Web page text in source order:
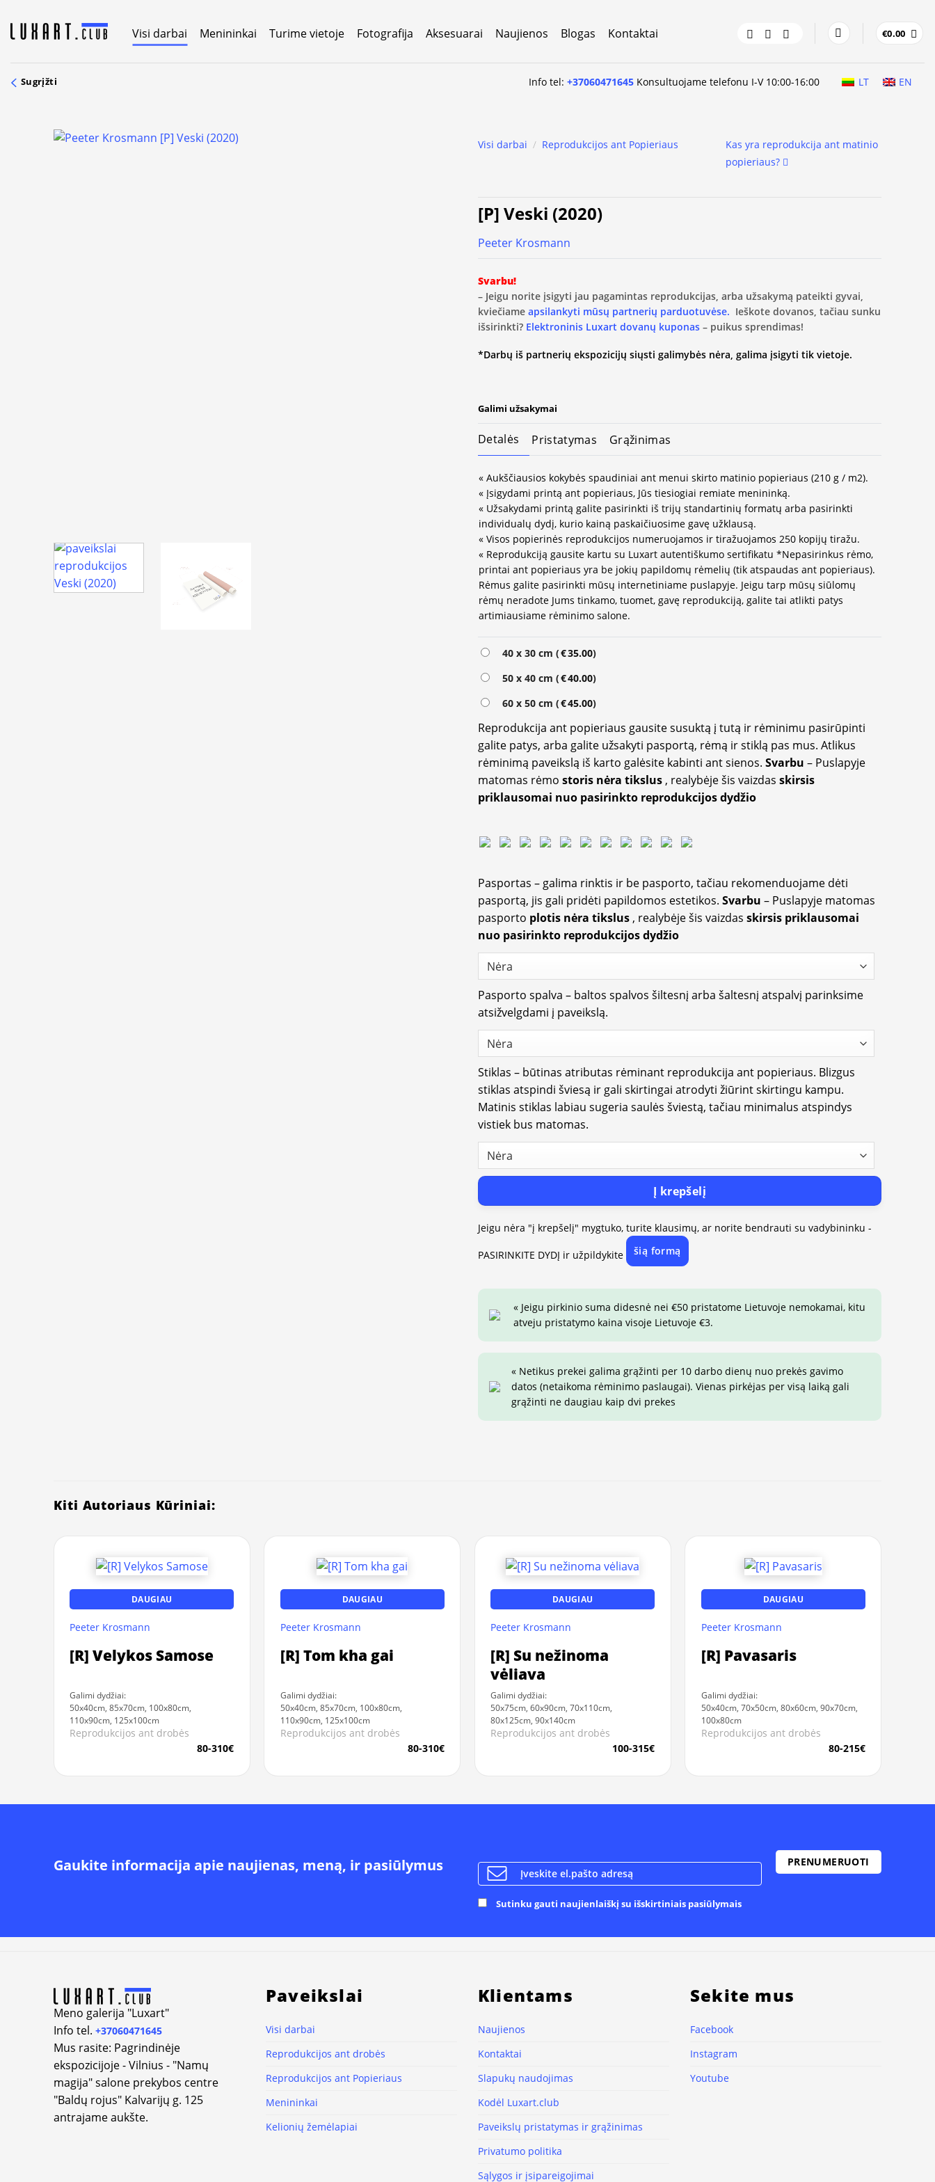
content
Visi darbai Menininkai Turime vietoje Fotografija Aksesuarai Naujienos Blogas Kontaktai €0.00
Sugrįžti Info tel:+37060471645 Konsultuojame telefonu I-V 10:00-16:00 LT EN
Visi darbai / Reprodukcijos ant Popieriaus
Kas yra reprodukcija ant matinio
popieriaus?
[P] Veski (2020)
Peeter Krosmann
Svarbu!
– Jeigu norite įsigyti jau pagamintas reprodukcijas, arba užsakymą pateikti gyvai,
kviečiame apsilankyti mūsų partnerių parduotuvėse. Ieškote dovanos, tačiau sunku
išsirinkti? Elektroninis Luxart dovanų kuponas – puikus sprendimas!
*Darbų iš partnerių ekspozicijų siųsti galimybės nėra, galima įsigyti tik vietoje.
Galimi užsakymai
Detalės Pristatymas Grąžinimas
« Aukščiausios kokybės spaudiniai ant menui skirto matinio popieriaus (210 g / m2).
« Įsigydami printą ant popieriaus, Jūs tiesiogiai remiate menininką.
« Užsakydami printą galite pasirinkti iš trijų standartinių formatų arba pasirinkti
individualų dydį, kurio kainą paskaičiuosime gavę užklausą.
« Visos popierinės reprodukcijos numeruojamos ir tiražuojamos 250 kopijų tiražu.
« Reprodukciją gausite kartu su Luxart autentiškumo sertifikatu *Nepasirinkus rėmo,
printai ant popieriaus yra be jokių papildomų rėmelių (tik atspaudas ant popieriaus).
Rėmus galite pasirinkti mūsų internetiniame puslapyje. Jeigu tarp mūsų siūlomų
rėmų neradote Jums tinkamo, tuomet, gavę reprodukciją, galite tai atlikti patys
artimiausiame rėminimo salone.
40 x 30 cm (€35.00)
50 x 40 cm (€40.00)
60 x 50 cm (€45.00)
Reprodukcija ant popieriaus gausite susuktą į tutą ir rėminimu pasirūpinti
galite patys, arba galite užsakyti pasportą, rėmą ir stiklą pas mus. Atlikus
rėminimą paveikslą iš karto galėsite kabinti ant sienos. Svarbu – Puslapyje
matomas rėmo storis nėra tikslus , realybėje šis vaizdas skirsis
priklausomai nuo pasirinkto reprodukcijos dydžio
Pasportas – galima rinktis ir be pasporto, tačiau rekomenduojame dėti
pasportą, jis gali pridėti papildomos estetikos. Svarbu – Puslapyje matomas
pasporto plotis nėra tikslus , realybėje šis vaizdas skirsis priklausomai
nuo pasirinkto reprodukcijos dydžio
Pasporto spalva – baltos spalvos šiltesnį arba šaltesnį atspalvį parinksime
atsižvelgdami į paveikslą.
Stiklas – būtinas atributas rėminant reprodukcija ant popieriaus. Blizgus
stiklas atspindi šviesą ir gali skirtingai atrodyti žiūrint skirtingu kampu.
Matinis stiklas labiau sugeria saulės šviestą, tačiau minimalus atspindys
vistiek bus matomas.
Į krepšelį
Jeigu nėra "į krepšelį" mygtuko, turite klausimų, ar norite bendrauti su vadybininku -
PASIRINKITE DYDĮ ir užpildykite šią formą
« Jeigu pirkinio suma didesnė nei €50 pristatome Lietuvoje nemokamai, kitu
atveju pristatymo kaina visoje Lietuvoje €3.
« Netikus prekei galima grąžinti per 10 darbo dienų nuo prekės gavimo
datos (netaikoma rėminimo paslaugai). Vienas pirkėjas per visą laiką gali
grąžinti ne daugiau kaip dvi prekes
Kiti Autoriaus Kūriniai:
DAUGIAU
Peeter Krosmann
[R] Velykos Samose
Galimi dydžiai:
50x40cm, 85x70cm, 100x80cm,
110x90cm, 125x100cm
Reprodukcijos ant drobės
80-310€
DAUGIAU
Peeter Krosmann
[R] Tom kha gai
Galimi dydžiai:
50x40cm, 85x70cm, 100x80cm,
110x90cm, 125x100cm
Reprodukcijos ant drobės
80-310€
DAUGIAU
Peeter Krosmann
[R] Su nežinoma
vėliava
Galimi dydžiai:
50x75cm, 60x90cm, 70x110cm,
80x125cm, 90x140cm
Reprodukcijos ant drobės
100-315€
DAUGIAU
Peeter Krosmann
[R] Pavasaris
Galimi dydžiai:
50x40cm, 70x50cm, 80x60cm, 90x70cm,
100x80cm
Reprodukcijos ant drobės
80-215€
Gaukite informacija apie naujienas, meną, ir pasiūlymus
Sutinku gauti naujienlaiškį su išskirtiniais pasiūlymais
Meno galerija "Luxart"
Info tel. +37060471645
Mus rasite: Pagrindinėje
ekspozicijoje - Vilnius - "Namų
magija" salone prekybos centre
"Baldų rojus" Kalvarijų g. 125
antrajame aukšte.
Paveikslai
Visi darbai
Reprodukcijos ant drobės
Reprodukcijos ant Popieriaus
Menininkai
Kelionių žemėlapiai
Klientams
Naujienos
Kontaktai
Slapukų naudojimas
Kodėl Luxart.club
Paveikslų pristatymas ir grąžinimas
Privatumo politika
Sąlygos ir įsipareigojimai
Sekite mus
Facebook
Instagram
Youtube